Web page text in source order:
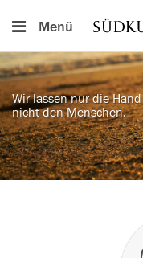
Menü
Wir lassen nur die
nicht den Menschen.